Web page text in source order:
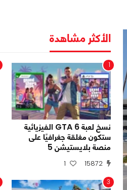
الأكثر مشاهدة
1
نسخ لعبة GTA 6 الفيزيائية
ستكون مغلقة جغرافيًا على
منصة بلايستيشن 5
15872
1
3